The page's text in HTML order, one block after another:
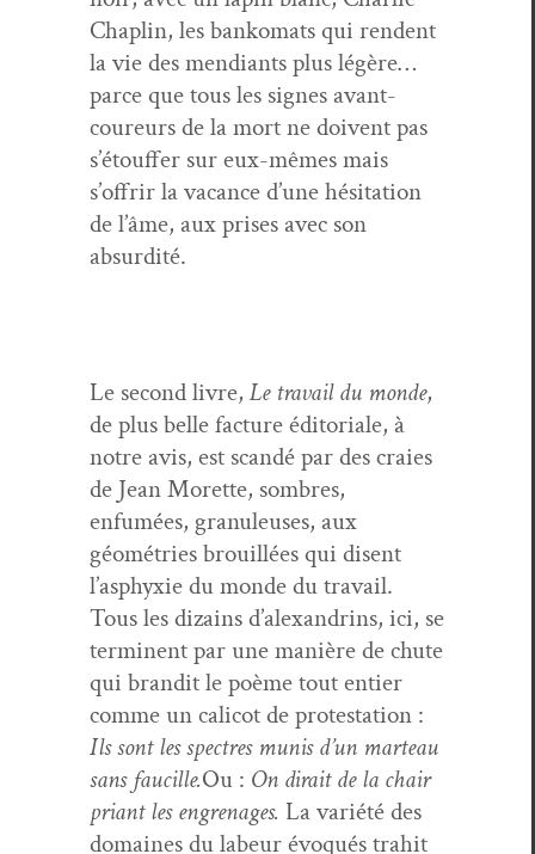
Chap­lin, les banko­mats qui ren­dent
la vie des men­di­ants plus légère…
parce que tous les signes avant-
coureurs de la mort ne doivent pas
s’étouffer sur eux-mêmes mais
s’offrir la vacance d’une hési­ta­tion
de l’âme, aux pris­es avec son
absurdité.
Le sec­ond livre, Le tra­vail du monde,
de plus belle fac­ture édi­to­ri­ale, à
notre avis, est scan­dé par des craies
de Jean Morette, som­bres,
enfumées, gran­uleuses, aux
géométries brouil­lées qui dis­ent
l’asphyxie du monde du tra­vail.
Tous les dizains d’alexandrins, ici, se
ter­mi­nent par une manière de chute
qui bran­dit le poème tout entier
comme un cal­i­cot de protes­ta­tion :
Ils sont les spec­tres munis d’un marteau
sans fau­cille.Ou : On dirait de la chair
pri­ant les engrenages. La var­iété des
domaines du labeur évo­qués trahit